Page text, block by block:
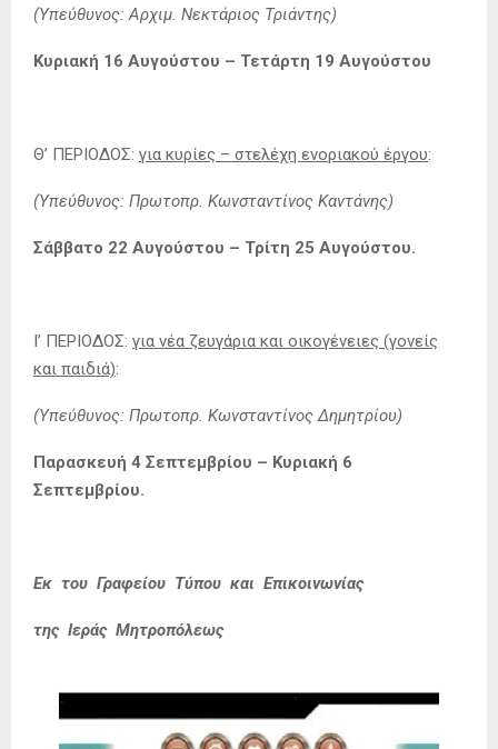
(Υπεύθυνος: Αρχιμ. Νεκτάριος Τριάντης)
Κυριακή 16 Αυγούστου – Τετάρτη 19 Αυγούστου
Θ’ ΠΕΡΙΟΔΟΣ: για κυρίες – στελέχη ενοριακού έργου:
(Υπεύθυνος: Πρωτοπρ. Κωνσταντίνος Καντάνης)
Σάββατο 22 Αυγούστου – Τρίτη 25 Αυγούστου.
Ι’ ΠΕΡΙΟΔΟΣ: για νέα ζευγάρια και οικογένειες (γονείς
και παιδιά):
(Υπεύθυνος: Πρωτοπρ. Κωνσταντίνος Δημητρίου)
Παρασκευή 4 Σεπτεμβρίου – Κυριακή 6
Σεπτεμβρίου.
Εκ του Γραφείου Τύπου και Επικοινωνίας
της Ιεράς Μητροπόλεως